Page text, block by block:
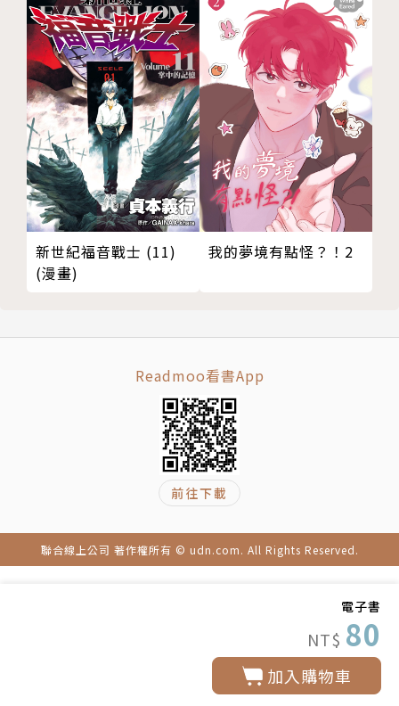
電子書
NT$ 80
加入購物車
新世紀福音戰士 (11)
(漫畫)
我的夢境有點怪？！2
Readmoo看書App
前往下載
聯合線上公司 著作權所有 © udn.com. All Rights Reserved.